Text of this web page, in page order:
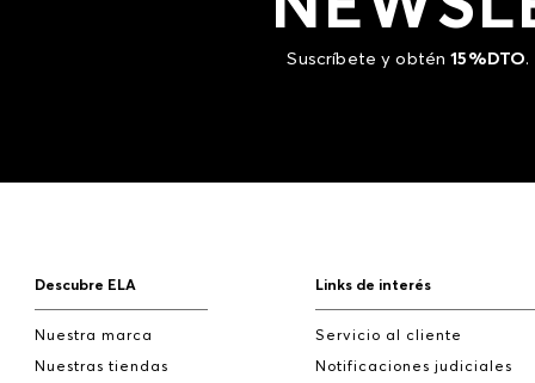
Suscríbete y obtén15%DTO.
Descubre ELA
Nuestra marca
Nuestras tiendas
Links de interés
Servicio al cliente
Notificaciones judiciales